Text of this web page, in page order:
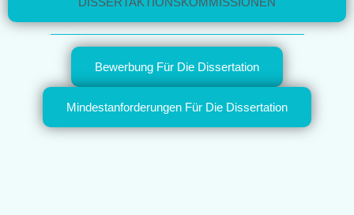
Bewerbung Für Die Dissertation
Mindestanforderungen Für Die Dissertation